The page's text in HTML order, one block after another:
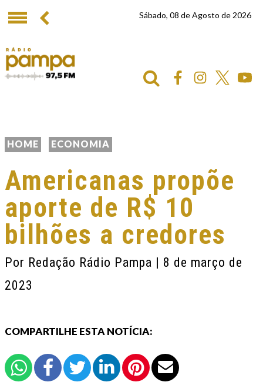
Sábado, 08 de Agosto de 2026
HOME ECONOMIA
Americanas propõe
aporte de R$ 10
bilhões a credores
Por Redação Rádio Pampa | 8 de março de
2023
COMPARTILHE ESTA NOTÍCIA: